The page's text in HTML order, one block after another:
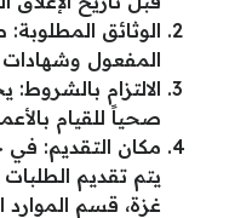
الوثائق
المفعول
الالتزام
صحياً للقيام
مكان التقديم: في
يتم تقديم
غزة، قسم الموارد